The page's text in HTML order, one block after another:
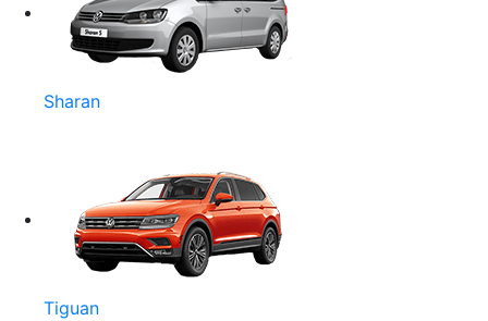
Sharan
Tiguan